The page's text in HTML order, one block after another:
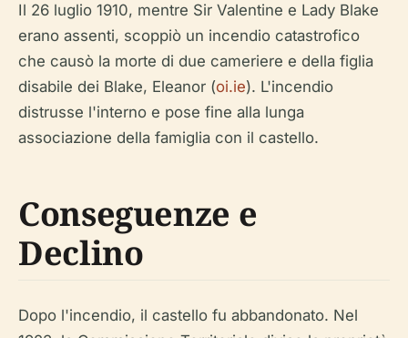
Il 26 luglio 1910, mentre Sir Valentine e Lady Blake
erano assenti, scoppiò un incendio catastrofico
che causò la morte di due cameriere e della figlia
disabile dei Blake, Eleanor (oi.ie). L'incendio
distrusse l'interno e pose fine alla lunga
associazione della famiglia con il castello.
Conseguenze e
Declino
Dopo l'incendio, il castello fu abbandonato. Nel